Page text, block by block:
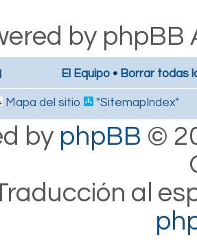
by
El Equipo • Borrar todas
Mapa del sitio "SitemapIndex"
by phpBB ©
al